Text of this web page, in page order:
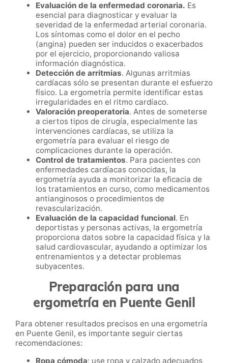
Evaluación de la enfermedad coronaria. Es
esencial para diagnosticar y evaluar la
severidad de la enfermedad arterial coronaria.
Los síntomas como el dolor en el pecho
(angina) pueden ser inducidos o exacerbados
por el ejercicio, proporcionando valiosa
información diagnóstica.
Detección de arritmias. Algunas arritmias
cardíacas sólo se presentan durante el esfuerzo
físico. La ergometría permite identificar estas
irregularidades en el ritmo cardíaco.
Valoración preoperatoria. Antes de someterse
a ciertos tipos de cirugía, especialmente las
intervenciones cardíacas, se utiliza la
ergometría para evaluar el riesgo de
complicaciones durante la operación.
Control de tratamientos. Para pacientes con
enfermedades cardíacas conocidas, la
ergometría ayuda a monitorizar la eficacia de
los tratamientos en curso, como medicamentos
antianginosos o procedimientos de
revascularización.
Evaluación de la capacidad funcional. En
deportistas y personas activas, la ergometría
proporciona datos sobre la capacidad física y la
salud cardiovascular, ayudando a optimizar los
entrenamientos y a detectar problemas
subyacentes.
Preparación para una
ergometría en Puente Genil
Para obtener resultados precisos en una ergometría
en Puente Genil, es importante seguir ciertas
recomendaciones:
Ropa cómoda: use ropa y calzado adecuados